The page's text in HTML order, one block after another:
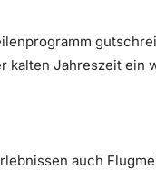
kalten Jahreszeit ein
auch